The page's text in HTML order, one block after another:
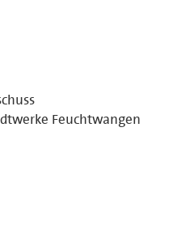
Feuchtwangen